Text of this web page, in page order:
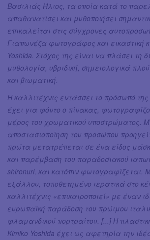
Βασιλιάς Ήλιος, τα οποία κατά το
απαθανατίσει και μυθοποιήσει
επικαλείται στις σύγχρονες
Γιαπωνέζα φωτογράφος και εικαστική
Yoshida. Στόχος της είναι να πλάσει τη
μυθολογία, υβριδική, σημειολογικά
και βιωματική.
Η καλλιτέχνις εντάσσει το πρόσωπό
έχει για φόντο ο πίνακας,
μέρος του χρωματικού υποστρώματος.
αποστασιοποίηση του προσώπου
πρώτα μετατρέπεται σε ένα είδος
και παρέμβαση του παραδοσιακού
shironuri, και κατόπιν φωτογραφίζεται.
εξάλλου, τοποθετημένο ιερατικά στο
καλλιτέχνις «επικαιροποιεί» με έναν
ευρωπαϊκή παράδοση του πρώιμου
φλαμανδικού πορτραίτου. [...] Η
Kimiko Yoshida έχει ως αφετηρία την